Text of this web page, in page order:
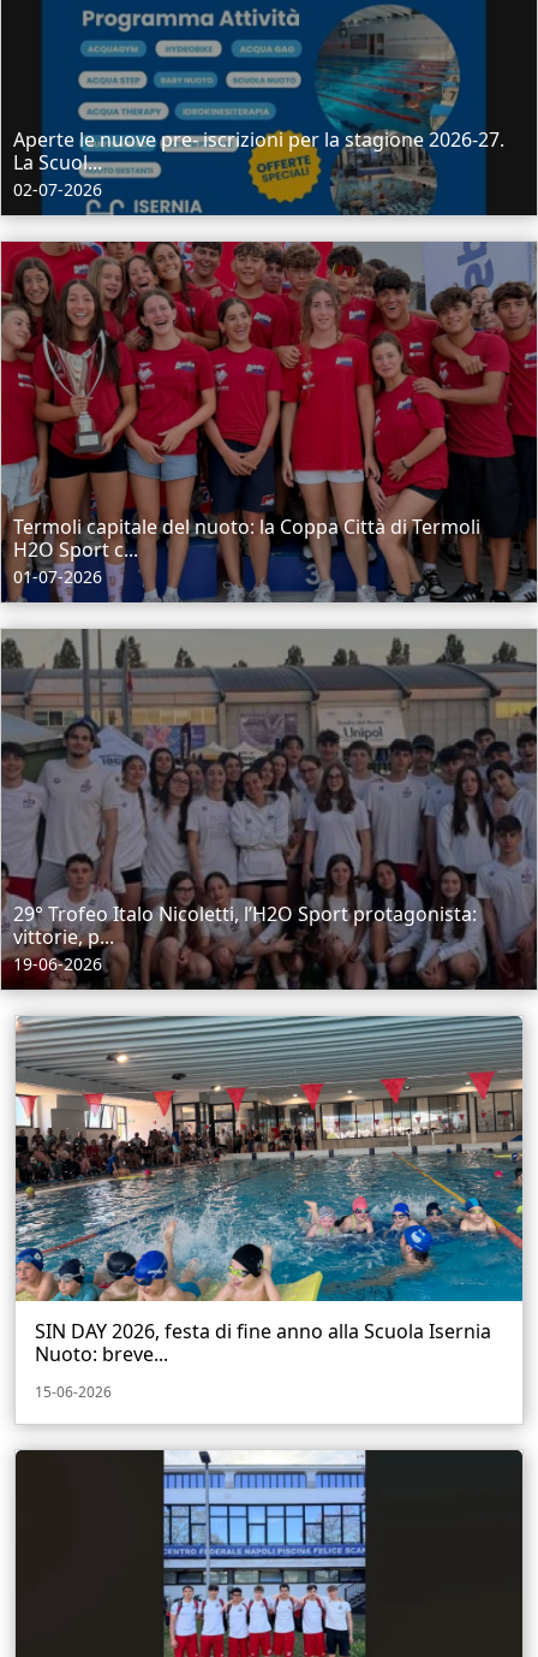
Aperte le nuove pre- iscrizioni per la stagione 2026-27.
La Scuol...
02-07-2026
Termoli capitale del nuoto: la Coppa Città di Termoli
H2O Sport c...
01-07-2026
29° Trofeo Italo Nicoletti, l’H2O Sport protagonista:
vittorie, p...
19-06-2026
SIN DAY 2026, festa di fine anno alla Scuola Isernia
Nuoto: breve...
15-06-2026